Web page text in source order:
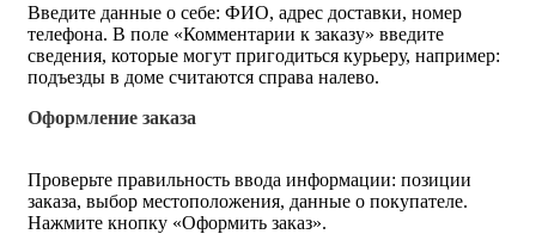
Введите данные о себе: ФИО, адрес доставки, номер
телефона. В поле «Комментарии к заказу» введите
сведения, которые могут пригодиться курьеру, например:
подъезды в доме считаются справа налево.
Оформление заказа
Проверьте правильность ввода информации: позиции
заказа, выбор местоположения, данные о покупателе.
Нажмите кнопку «Оформить заказ».